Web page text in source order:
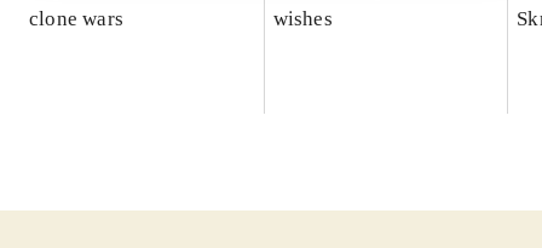
clone wars
wishes